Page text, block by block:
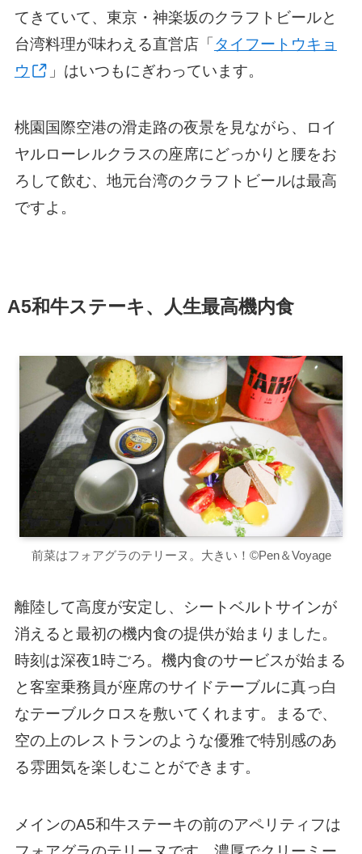
てきていて、東京・神楽坂のクラフトビールと
台湾料理が味わえる直営店「タイフートウキョ
ウ
」はいつもにぎわっています。
桃園国際空港の滑走路の夜景を見ながら、ロイ
ヤルローレルクラスの座席にどっかりと腰をお
ろして飲む、地元台湾のクラフトビールは最高
ですよ。
A5和牛ステーキ、人生最高機内食
前菜はフォアグラのテリーヌ。大きい！©Pen＆Voyage
離陸して高度が安定し、シートベルトサインが
消えると最初の機内食の提供が始まりました。
時刻は深夜1時ごろ。機内食のサービスが始まる
と客室乗務員が座席のサイドテーブルに真っ白
なテーブルクロスを敷いてくれます。まるで、
空の上のレストランのような優雅で特別感のあ
る雰囲気を楽しむことができます。
メインのA5和牛ステーキの前のアペリティフは